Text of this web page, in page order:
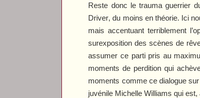
Reste donc le trauma guerrier
Driver, du moins en théorie. Ici
mais accentuant terriblement
surexposition des scènes de
assumer ce parti pris au
moments de perdition qui
moments comme ce dialogue
juvénile Michelle Williams qui